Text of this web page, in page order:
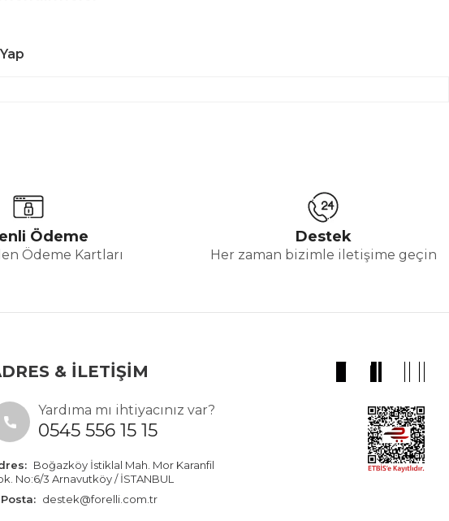
Ödeme
Ödeme Kartları
Destek
Her zaman bizimle iletişime geçin
& İLETİŞİM
Yardıma mı ihtiyacınız var?
0545 556 15 15
Boğazköy İstiklal Mah. Mor Karanfil
No:6/3 Arnavutköy / İSTANBUL
Posta: destek@forelli.com.tr